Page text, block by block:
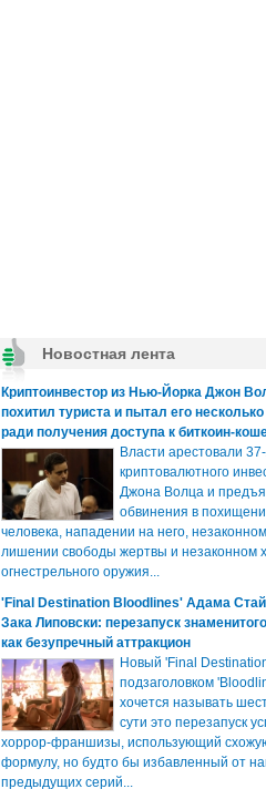
Новостная лента
Криптоинвестор из Нью-Йорка Джон
похитил туриста и пытал его
ради получения доступа к биткоин-
Власти арестовали
криптовалютного
Джона Волца и
обвинения в
человека, нападении на него, незаконном
лишении свободы жертвы и незаконном
огнестрельного оружия...
'Final Destination Bloodlines' Адама
Зака Липовски: перезапуск
как безупречный аттракцион
Новый 'Final
подзаголовком
хочется называть
сути это перезапуск
хоррор-франшизы, использующий
формулу, но будто бы избавленный от
предыдущих серий...